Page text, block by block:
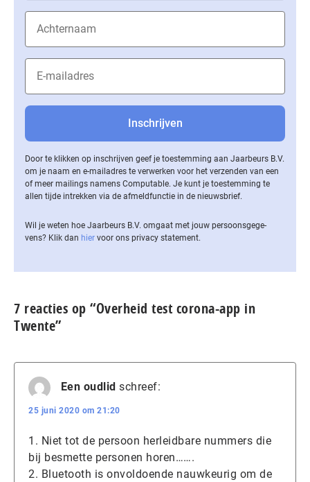
Door te klikken op inschrijven geef je toestemming aan Jaarbeurs B.V.
om je naam en e-mailadres te verwerken voor het verzenden van een
of meer mailings namens Computable. Je kunt je toestemming te
allen tijde intrekken via de af­meld­func­tie in de nieuwsbrief.
Wil je weten hoe Jaarbeurs B.V. omgaat met jouw per­soons­ge­ge­
vens? Klik dan hier voor ons privacy statement.
7 reacties op “Overheid test corona-app in
Twente”
Een oudlid schreef:
25 juni 2020 om 21:20
1. Niet tot de persoon herleidbare nummers die
bij besmette personen horen…….
2. Bluetooth is onvoldoende nauwkeurig om de